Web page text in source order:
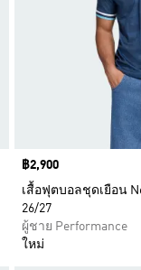
Price
฿2,900
เสื้อฟุตบอลชุดเยือน
26/27
ผู้ชาย Performance
ใหม่